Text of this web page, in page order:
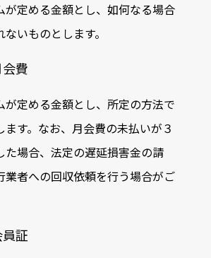
が定める金額とし、如何なる場合
いものとします。
費
が定める金額とし、所定の方法で
す。なお、月会費の未払いが３
た場合、法定の遅延損害金の請
業者への回収依頼を行う場合がご
証